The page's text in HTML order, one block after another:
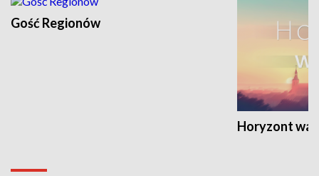
Gość Regionów
Horyzont